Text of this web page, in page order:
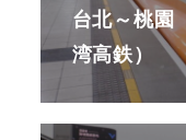
台北～桃
湾高鉄）